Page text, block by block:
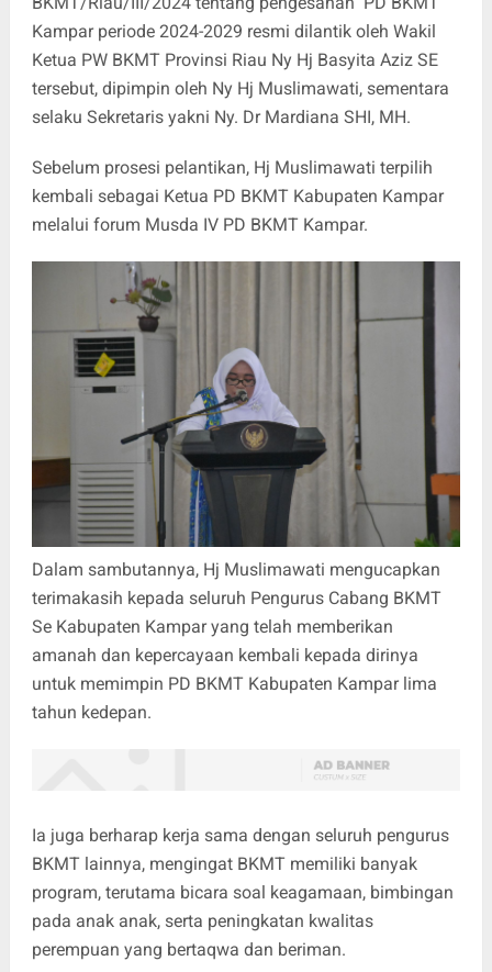
Kampar periode 2024-2029 resmi dilantik oleh Wakil
Ketua PW BKMT Provinsi Riau Ny Hj Basyita Aziz SE
tersebut, dipimpin oleh Ny Hj Muslimawati, sementara
selaku Sekretaris yakni Ny. Dr Mardiana SHI, MH.
Sebelum prosesi pelantikan, Hj Muslimawati terpilih
kembali sebagai Ketua PD BKMT Kabupaten Kampar
melalui forum Musda IV PD BKMT Kampar.
Dalam sambutannya, Hj Muslimawati mengucapkan
terimakasih kepada seluruh Pengurus Cabang BKMT
Se Kabupaten Kampar yang telah memberikan
amanah dan kepercayaan kembali kepada dirinya
untuk memimpin PD BKMT Kabupaten Kampar lima
tahun kedepan.
Ia juga berharap kerja sama dengan seluruh pengurus
BKMT lainnya, mengingat BKMT memiliki banyak
program, terutama bicara soal keagamaan, bimbingan
pada anak anak, serta peningkatan kwalitas
perempuan yang bertaqwa dan beriman.